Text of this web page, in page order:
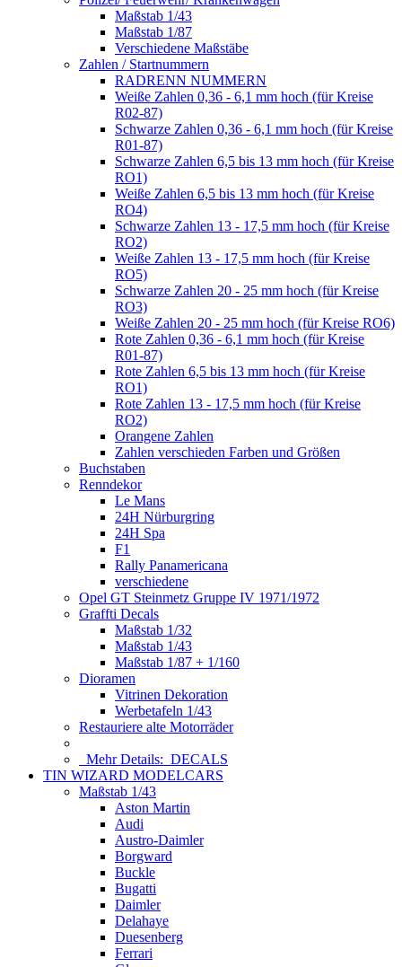
Maßstab 1/43
Maßstab 1/87
Verschiedene Maßstäbe
Zahlen / Startnummern
RADRENN NUMMERN
Weiße Zahlen 0,36 - 6,1 mm hoch (für Kreise
R02-87)
Schwarze Zahlen 0,36 - 6,1 mm hoch (für Kreise
R01-87)
Schwarze Zahlen 6,5 bis 13 mm hoch (für Kreise
RO1)
Weiße Zahlen 6,5 bis 13 mm hoch (für Kreise
RO4)
Schwarze Zahlen 13 - 17,5 mm hoch (für Kreise
RO2)
Weiße Zahlen 13 - 17,5 mm hoch (für Kreise
RO5)
Schwarze Zahlen 20 - 25 mm hoch (für Kreise
RO3)
Weiße Zahlen 20 - 25 mm hoch (für Kreise RO6)
Rote Zahlen 0,36 - 6,1 mm hoch (für Kreise
R01-87)
Rote Zahlen 6,5 bis 13 mm hoch (für Kreise
RO1)
Rote Zahlen 13 - 17,5 mm hoch (für Kreise
RO2)
Orangene Zahlen
Zahlen verschieden Farben und Größen
Buchstaben
Renndekor
Le Mans
24H Nürburgring
24H Spa
F1
Rally Panamericana
verschiedene
Opel GT Steinmetz Gruppe IV 1971/1972
Graffti Decals
Maßstab 1/32
Maßstab 1/43
Maßstab 1/87 + 1/160
Dioramen
Vitrinen Dekoration
Werbetafeln 1/43
Restauriere alte Motorräder
Mehr Details: DECALS
TIN WIZARD MODELCARS
Maßstab 1/43
Aston Martin
Audi
Austro-Daimler
Borgward
Buckle
Bugatti
Daimler
Delahaye
Duesenberg
Ferrari